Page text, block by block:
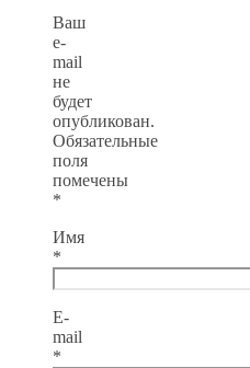
Ваш
e-
mail
не
будет
опубликован.
Обязательные
поля
помечены
*
Имя
*
E-
mail
*